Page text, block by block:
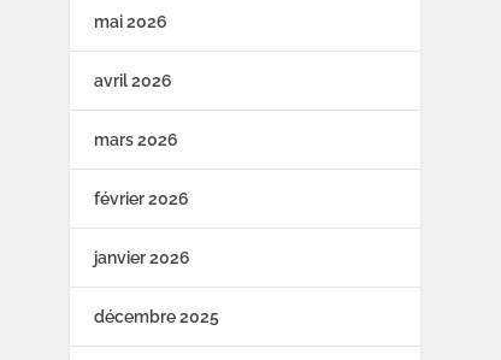
mai 2026
avril 2026
mars 2026
février 2026
janvier 2026
décembre 2025